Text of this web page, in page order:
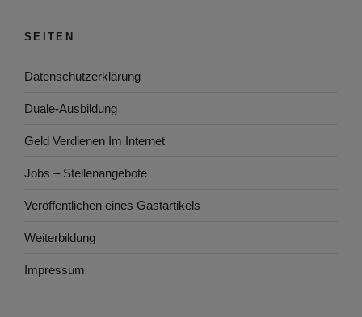
SEITEN
Datenschutzerklärung
Duale-Ausbildung
Geld Verdienen Im Internet
Jobs – Stellenangebote
Veröffentlichen eines Gastartikels
Weiterbildung
Impressum